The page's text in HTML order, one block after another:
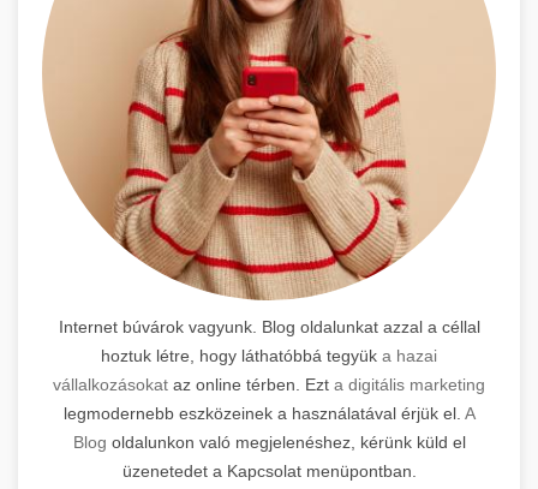
Internet búvárok vagyunk. Blog oldalunkat azzal a céllal
hoztuk létre, hogy láthatóbbá tegyük a hazai
vállalkozásokat az online térben. Ezt a digitális marketing
legmodernebb eszközeinek a használatával érjük el. A
Blog oldalunkon való megjelenéshez, kérünk küld el
üzenetedet a Kapcsolat menüpontban.